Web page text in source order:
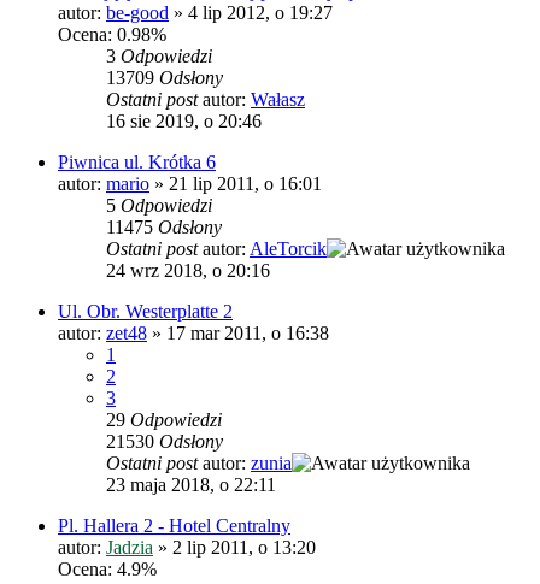
autor: be-good » 4 lip 2012, o 19:27
Ocena: 0.98%
3 Odpowiedzi
13709 Odsłony
Ostatni postautor: Wałasz
16 sie 2019, o 20:46
Piwnica ul. Krótka 6
autor: mario » 21 lip 2011, o 16:01
5 Odpowiedzi
11475 Odsłony
Ostatni postautor: AleTorcik
24 wrz 2018, o 20:16
Ul. Obr. Westerplatte 2
autor: zet48 » 17 mar 2011, o 16:38
1
2
3
29 Odpowiedzi
21530 Odsłony
Ostatni postautor: zunia
23 maja 2018, o 22:11
Pl. Hallera 2 - Hotel Centralny
autor: Jadzia » 2 lip 2011, o 13:20
Ocena: 4.9%